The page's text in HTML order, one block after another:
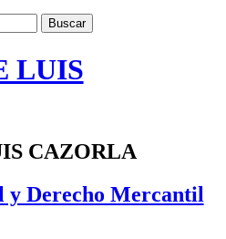
LUIS
CAZORLA
y Derecho Mercantil